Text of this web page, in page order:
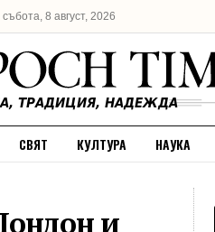
събота, 8 август, 2026
СВЯТ КУЛТУРА НАУКА
и